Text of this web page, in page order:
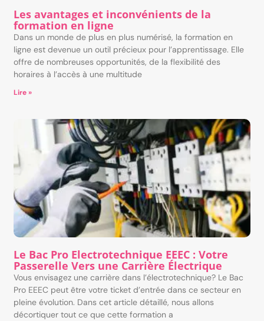
Les avantages et inconvénients de la
formation en ligne
Dans un monde de plus en plus numérisé, la formation en
ligne est devenue un outil précieux pour l’apprentissage. Elle
offre de nombreuses opportunités, de la flexibilité des
horaires à l’accès à une multitude
Lire »
Le Bac Pro Electrotechnique EEEC : Votre
Passerelle Vers une Carrière Électrique
Vous envisagez une carrière dans l’électrotechnique? Le Bac
Pro EEEC peut être votre ticket d’entrée dans ce secteur en
pleine évolution. Dans cet article détaillé, nous allons
décortiquer tout ce que cette formation a